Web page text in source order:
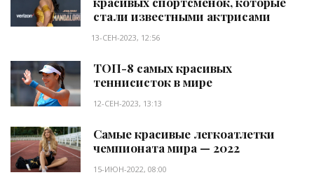
стали известными актрисами
13-СЕН-2023, 12:56
ТОП-8 самых красивых
теннисисток в мире
12-СЕН-2023, 13:13
Самые красивые легкоатлетки
чемпионата мира — 2022
15-ИЮН-2022, 08:00